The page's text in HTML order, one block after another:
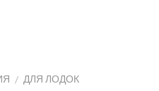
/ ДЛЯ ЛОДОК